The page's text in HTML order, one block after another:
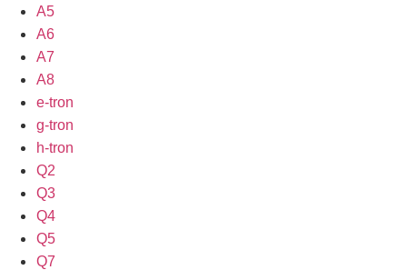
A5
A6
A7
A8
e-tron
g-tron
h-tron
Q2
Q3
Q4
Q5
Q7